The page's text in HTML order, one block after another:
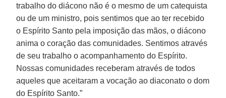
trabalho do diácono não é o mesmo de um catequista
ou de um ministro, pois sentimos que ao ter recebido
o Espírito Santo pela imposição das mãos, o diácono
anima o coração das comunidades. Sentimos através
de seu trabalho o acompanhamento do Espírito.
Nossas comunidades receberam através de todos
aqueles que aceitaram a vocação ao diaconato o dom
do Espírito Santo.”